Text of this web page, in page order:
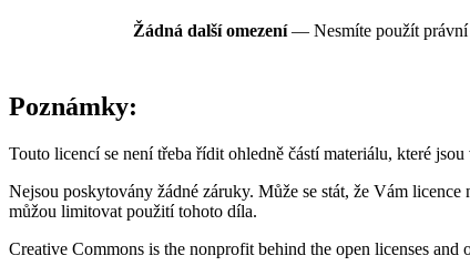
Žádná další omezení— Nesmíte použít právní
Poznámky:
Touto licencí se není třeba řídit ohledně částí materiálu, které
Nejsou poskytovány žádné záruky. Může se stát, že Vám
můžou limitovat použití tohoto díla.
Creative Commons is the nonprofit behind the open licenses